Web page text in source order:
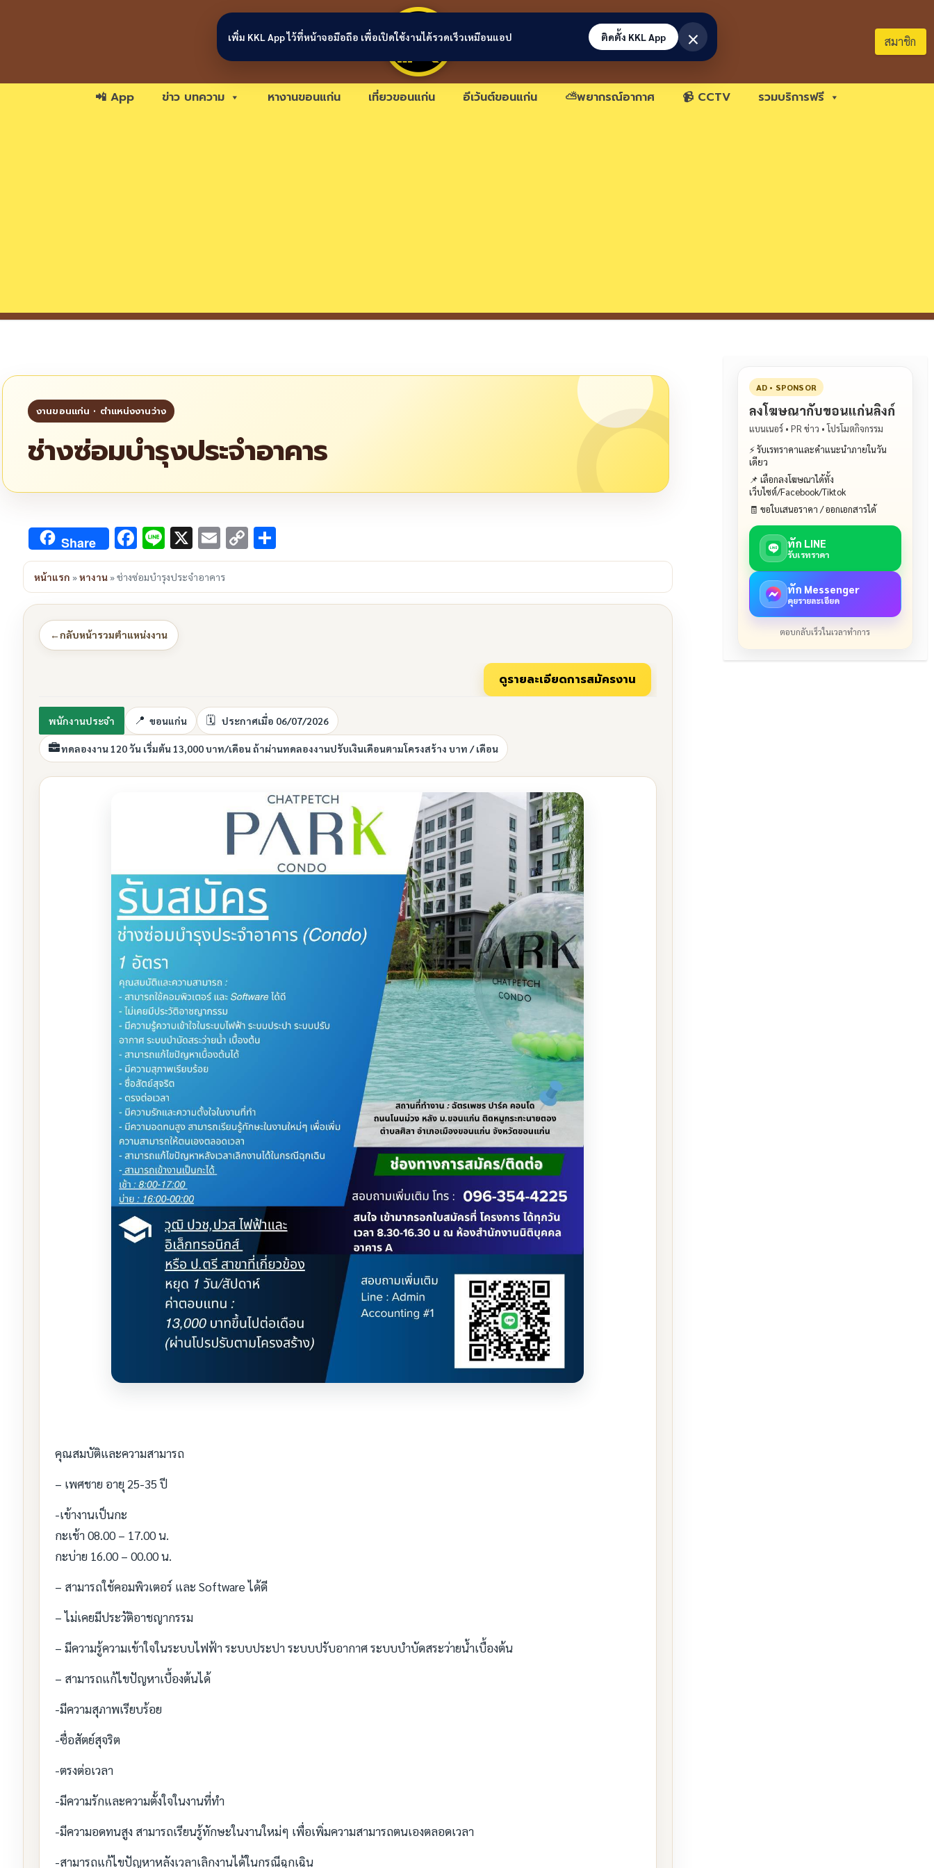
ขอนแก่นลิงก์ สมาชิก
📲 App ข่าว บทความ หางานขอนแก่น เที่ยวขอนแก่น อีเว้นต์ขอนแก่น ⛅พยากรณ์อากาศ 📹 CCTV รวมบริการฟรี
ช่างซ่อมบำรุงประจำอาคาร
Share Facebook
Line
X Email
Copy
Link
หน้าแรก »หางาน »ช่างซ่อมบำรุงประจำอาคาร
←กลับหน้ารวมตำแหน่งงาน
พนักงานประจำ ขอนแก่น ประกาศเมื่อ 06/07/2026
ทดลองงาน 120 วัน เริ่มต้น 13,000 บาท/เดือน ถ้าผ่านทดลองงานปรับเงินเดือนตามโครงสร้าง บาท / เดือน
คุณสมบัติและความสามารถ
– เพศชาย อายุ 25-35 ปี
-เข้างานเป็นกะ
กะเช้า 08.00 – 17.00 น.
กะบ่าย 16.00 – 00.00 น.
– สามารถใช้คอมพิวเตอร์ และ Software ได้ดี
– ไม่เคยมีประวัติอาชญากรรม
– มีความรู้ความเข้าใจในระบบไฟฟ้า ระบบประปา ระบบปรับอากาศ ระบบบำบัดสระว่ายน้ำเบื้องต้น
– สามารถแก้ไขปัญหาเบื้องต้นได้
-มีความสุภาพเรียบร้อย
-ซื่อสัตย์สุจริต
-ตรงต่อเวลา
-มีความรักและความตั้งใจในงานที่ทำ
-มีความอดทนสูง สามารถเรียนรู้ทักษะในงานใหม่ๆ เพื่อเพิ่มความสามารถตนเองตลอดเวลา
-สามารถแก้ไขปัญหาหลังเวลาเลิกงานได้ในกรณีฉุกเฉิน
AD • SPONSOR
ลงโฆษณากับขอนแก่นลิงก์
แบนเนอร์ • PR ข่าว • โปรโมตกิจกรรม
⚡ รับเรทราคาและคำแนะนำภายในวัน
เดียว
📌 เลือกลงโฆษณาได้ทั้ง
เว็บไซต์/Facebook/Tiktok
🧾 ขอใบเสนอราคา / ออกเอกสารได้
ทัก LINE
รับเรทราคา
ทัก Messenger
คุยรายละเอียด
ตอบกลับเร็วในเวลาทำการ
เพิ่ม KKL App ไว้ที่หน้าจอมือถือ เพื่อเปิดใช้งานได้รวดเร็วเหมือนแอป ติดตั้ง KKL App ×